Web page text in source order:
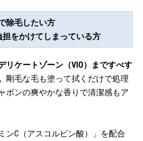
除毛したい方
担をかけてしまっている方
リケートゾーン（VIO）まですべす
剛毛な毛も塗って拭くだけで処理
ボンの爽やかな香りで清潔感もア
ンC（アスコルビン酸）」を配合